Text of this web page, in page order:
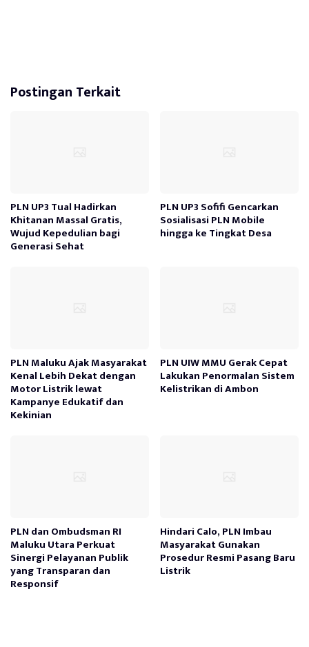
Postingan Terkait
PLN UP3 Tual Hadirkan
Khitanan Massal Gratis,
Wujud Kepedulian bagi
Generasi Sehat
PLN UP3 Sofifi Gencarkan
Sosialisasi PLN Mobile
hingga ke Tingkat Desa
PLN Maluku Ajak Masyarakat
Kenal Lebih Dekat dengan
Motor Listrik lewat
Kampanye Edukatif dan
Kekinian
PLN UIW MMU Gerak Cepat
Lakukan Penormalan Sistem
Kelistrikan di Ambon
PLN dan Ombudsman RI
Maluku Utara Perkuat
Sinergi Pelayanan Publik
yang Transparan dan
Responsif
Hindari Calo, PLN Imbau
Masyarakat Gunakan
Prosedur Resmi Pasang Baru
Listrik